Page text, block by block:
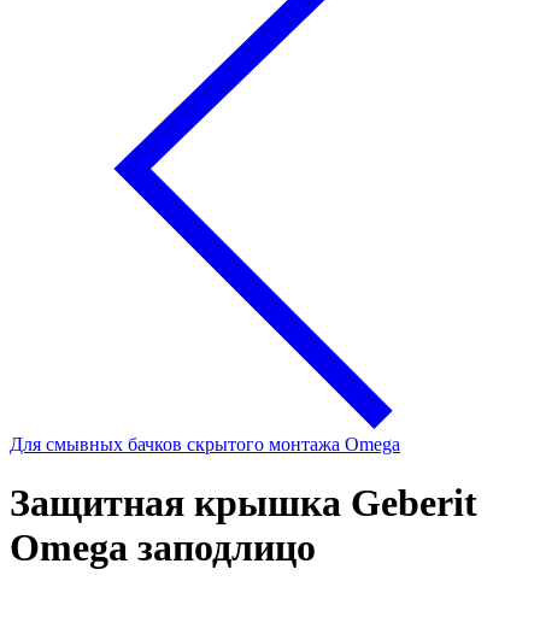
Для смывных бачков скрытого монтажа Omega
Защитная крышка Geberit
Omega заподлицо